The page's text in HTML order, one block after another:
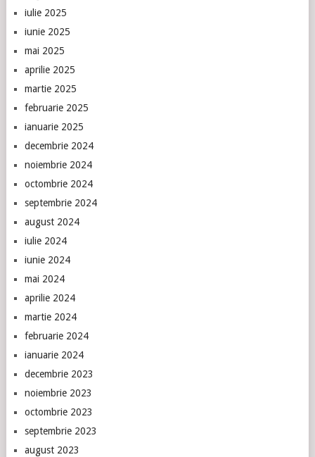
iulie 2025
iunie 2025
mai 2025
aprilie 2025
martie 2025
februarie 2025
ianuarie 2025
decembrie 2024
noiembrie 2024
octombrie 2024
septembrie 2024
august 2024
iulie 2024
iunie 2024
mai 2024
aprilie 2024
martie 2024
februarie 2024
ianuarie 2024
decembrie 2023
noiembrie 2023
octombrie 2023
septembrie 2023
august 2023